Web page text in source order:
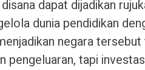
dapat dijadikan
dunia pendidikan
negara
pengeluaran, tapi